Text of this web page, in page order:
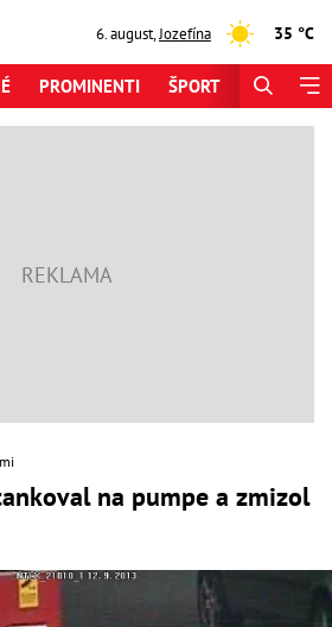
6. august,Jozefína 35 °C
PROMINENTI ŠPORT
na pumpe a zmizol